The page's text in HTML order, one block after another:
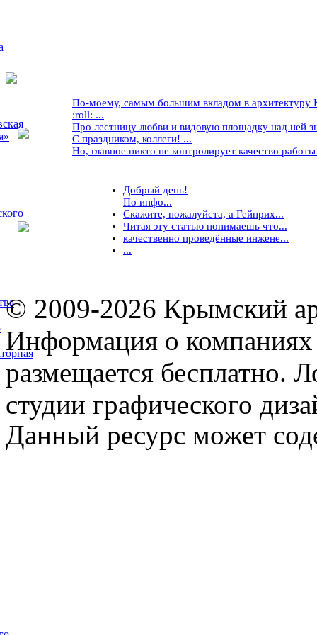
По-моему, самым большим вкладом в архитектуру
:roll: ...
Про лестницу любви и видовую площадку над ней
С праздником, коллеги! ...
Но, главное никто не контролирует качество
Добрый день!
По инфо...
Скажите, пожалуйста, а Гейнрих...
Читая эту статью понимаешь что...
качественно проведённые инжене...
...
© 2009-2026 Крымский
Информация о компаниях
размещается бесплатно.
студии графического
Данный ресурс может